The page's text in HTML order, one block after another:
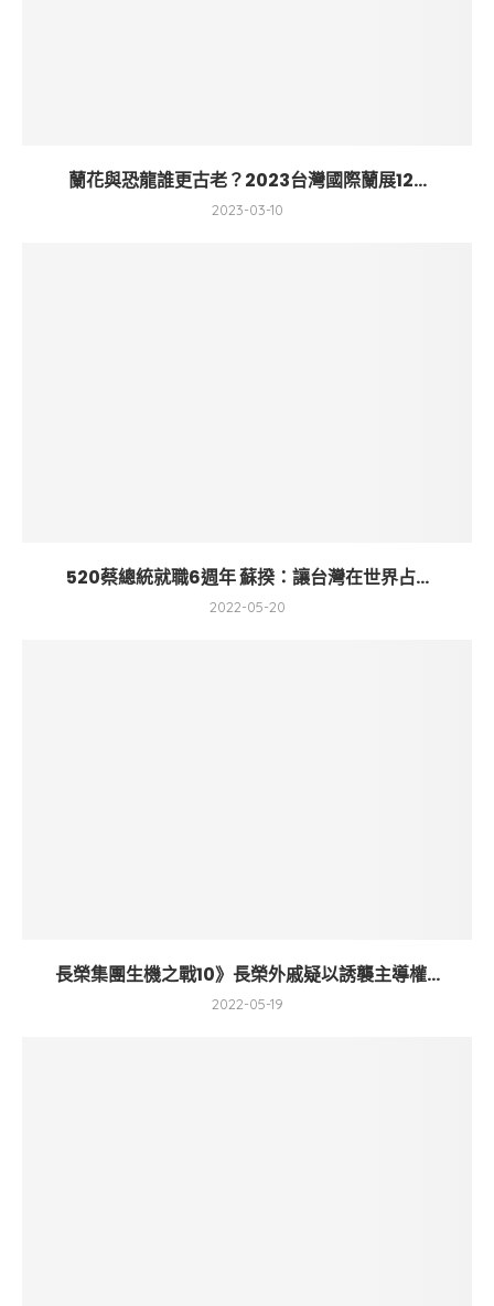
蘭花與恐龍誰更古老？2023台灣國際蘭展12...
2023-03-10
520蔡總統就職6週年 蘇揆：讓台灣在世界占...
2022-05-20
長榮集團生機之戰10》長榮外戚疑以誘襲主導權...
2022-05-19